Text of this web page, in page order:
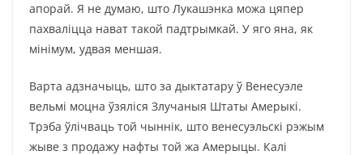
апорай. Я не думаю, што Лукашэнка можа цяпер
пахваліцца нават такой падтрымкай. У яго яна, як
мінімум, удвая меншая.
Варта адзначыць, што за дыктатару ў Венесуэле
вельмі моцна ўзяліся Злучаныя Штаты Амерыкі.
Трэба ўлічваць той чыннік, што венесуэльскі рэжым
жыве з продажу нафты той жа Амерыцы. Калі